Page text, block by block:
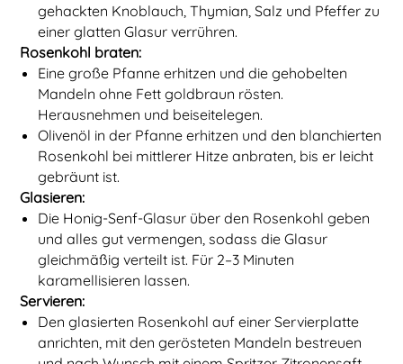
gehackten Knoblauch, Thymian, Salz und Pfeffer zu
einer glatten Glasur verrühren.
Rosenkohl braten:
Eine große Pfanne erhitzen und die gehobelten
Mandeln ohne Fett goldbraun rösten.
Herausnehmen und beiseitelegen.
Olivenöl in der Pfanne erhitzen und den blanchierten
Rosenkohl bei mittlerer Hitze anbraten, bis er leicht
gebräunt ist.
Glasieren:
Die Honig-Senf-Glasur über den Rosenkohl geben
und alles gut vermengen, sodass die Glasur
gleichmäßig verteilt ist. Für 2–3 Minuten
karamellisieren lassen.
Servieren:
Den glasierten Rosenkohl auf einer Servierplatte
anrichten, mit den gerösteten Mandeln bestreuen